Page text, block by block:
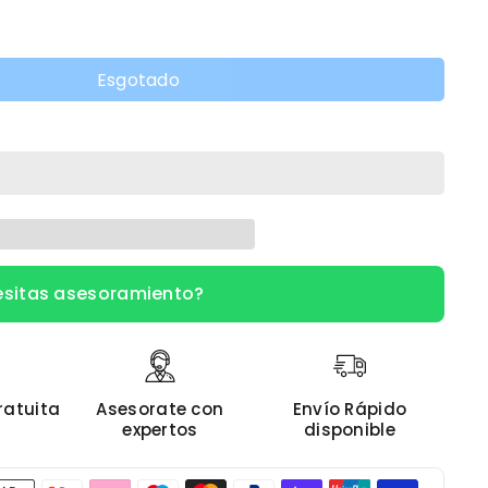
Esgotado
asesoramiento?
Asesorate con
expertos
Envío Rápido
disponible